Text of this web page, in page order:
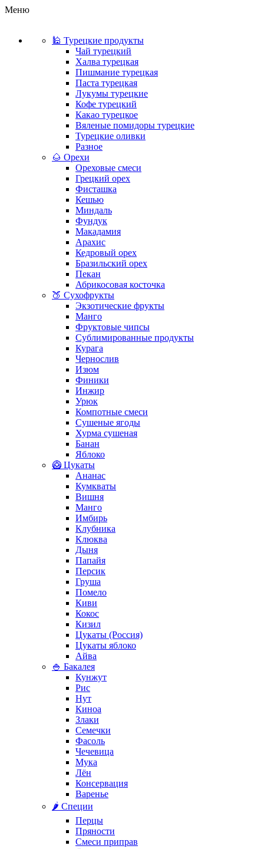
Меню
🕌 Турецкие продукты
Чай турецкий
Халва турецкая
Пишмание турецкая
Паста турецкая
Лукумы турецкие
Кофе турецкий
Какао турецкое
Вяленые помидоры турецкие
Турецкие оливки
Разное
🌰 Орехи
Ореховые смеси
Грецкий орех
Фисташка
Кешью
Миндаль
Фундук
Макадамия
Арахис
Кедровый орех
Бразильский орех
Пекан
Абрикосовая косточка
🍑 Сухофрукты
Экзотические фрукты
Манго
Фруктовые чипсы
Сублимированные продукты
Курага
Чернослив
Изюм
Финики
Инжир
Урюк
Компотные смеси
Сушеные ягоды
Хурма сушеная
Банан
Яблоко
🥝 Цукаты
Ананас
Кумкваты
Вишня
Манго
Имбирь
Клубника
Клюква
Дыня
Папайя
Персик
Груша
Помело
Киви
Кокос
Кизил
Цукаты (Россия)
Цукаты яблоко
Айва
🍚 Бакалея
Кунжут
Рис
Нут
Киноа
Злаки
Семечки
Фасоль
Чечевица
Мука
Лён
Консервация
Варенье
🌶️ Специи
Перцы
Пряности
Смеси приправ